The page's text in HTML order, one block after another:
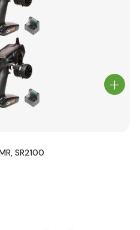
SR2100